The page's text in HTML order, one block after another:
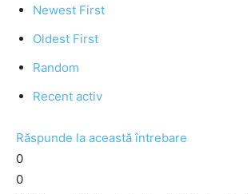
Newest First
Oldest First
Random
Recent activ
Răspunde la această întrebare
0
0